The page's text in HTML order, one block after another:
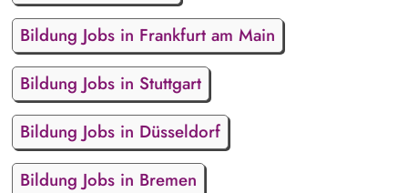
Bildung Jobs in Frankfurt am Main
Bildung Jobs in Stuttgart
Bildung Jobs in Düsseldorf
Bildung Jobs in Bremen